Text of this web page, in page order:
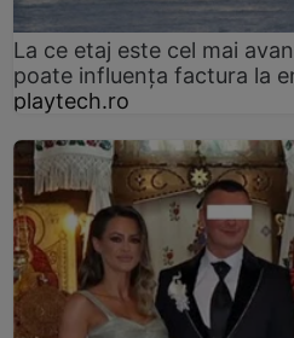
La ce etaj este cel mai
poate influența factura la
playtech.ro